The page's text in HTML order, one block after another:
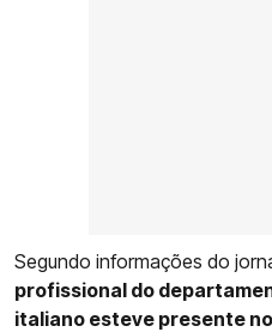
Segundo informações do
profissional do
italiano esteve presente